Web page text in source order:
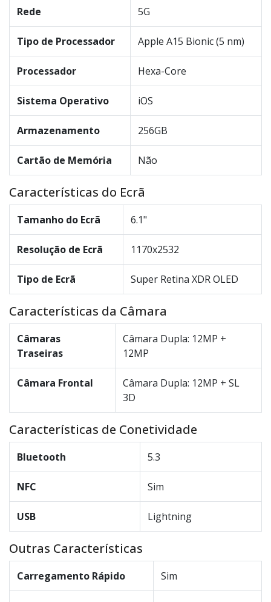
Rede 5G
Tipo de Processador Apple A15 Bionic (5 nm)
Processador Hexa-Core
Sistema Operativo iOS
Armazenamento 256GB
Cartão de Memória Não
Características do Ecrã
Tamanho do Ecrã 6.1"
Resolução de Ecrã 1170x2532
Tipo de Ecrã Super Retina XDR OLED
Características da Câmara
Câmaras
Traseiras
Câmara Dupla: 12MP +
12MP
Câmara Frontal
Câmara Dupla: 12MP + SL
3D
Características de Conetividade
Bluetooth 5.3
NFC Sim
USB Lightning
Outras Características
Carregamento Rápido Sim